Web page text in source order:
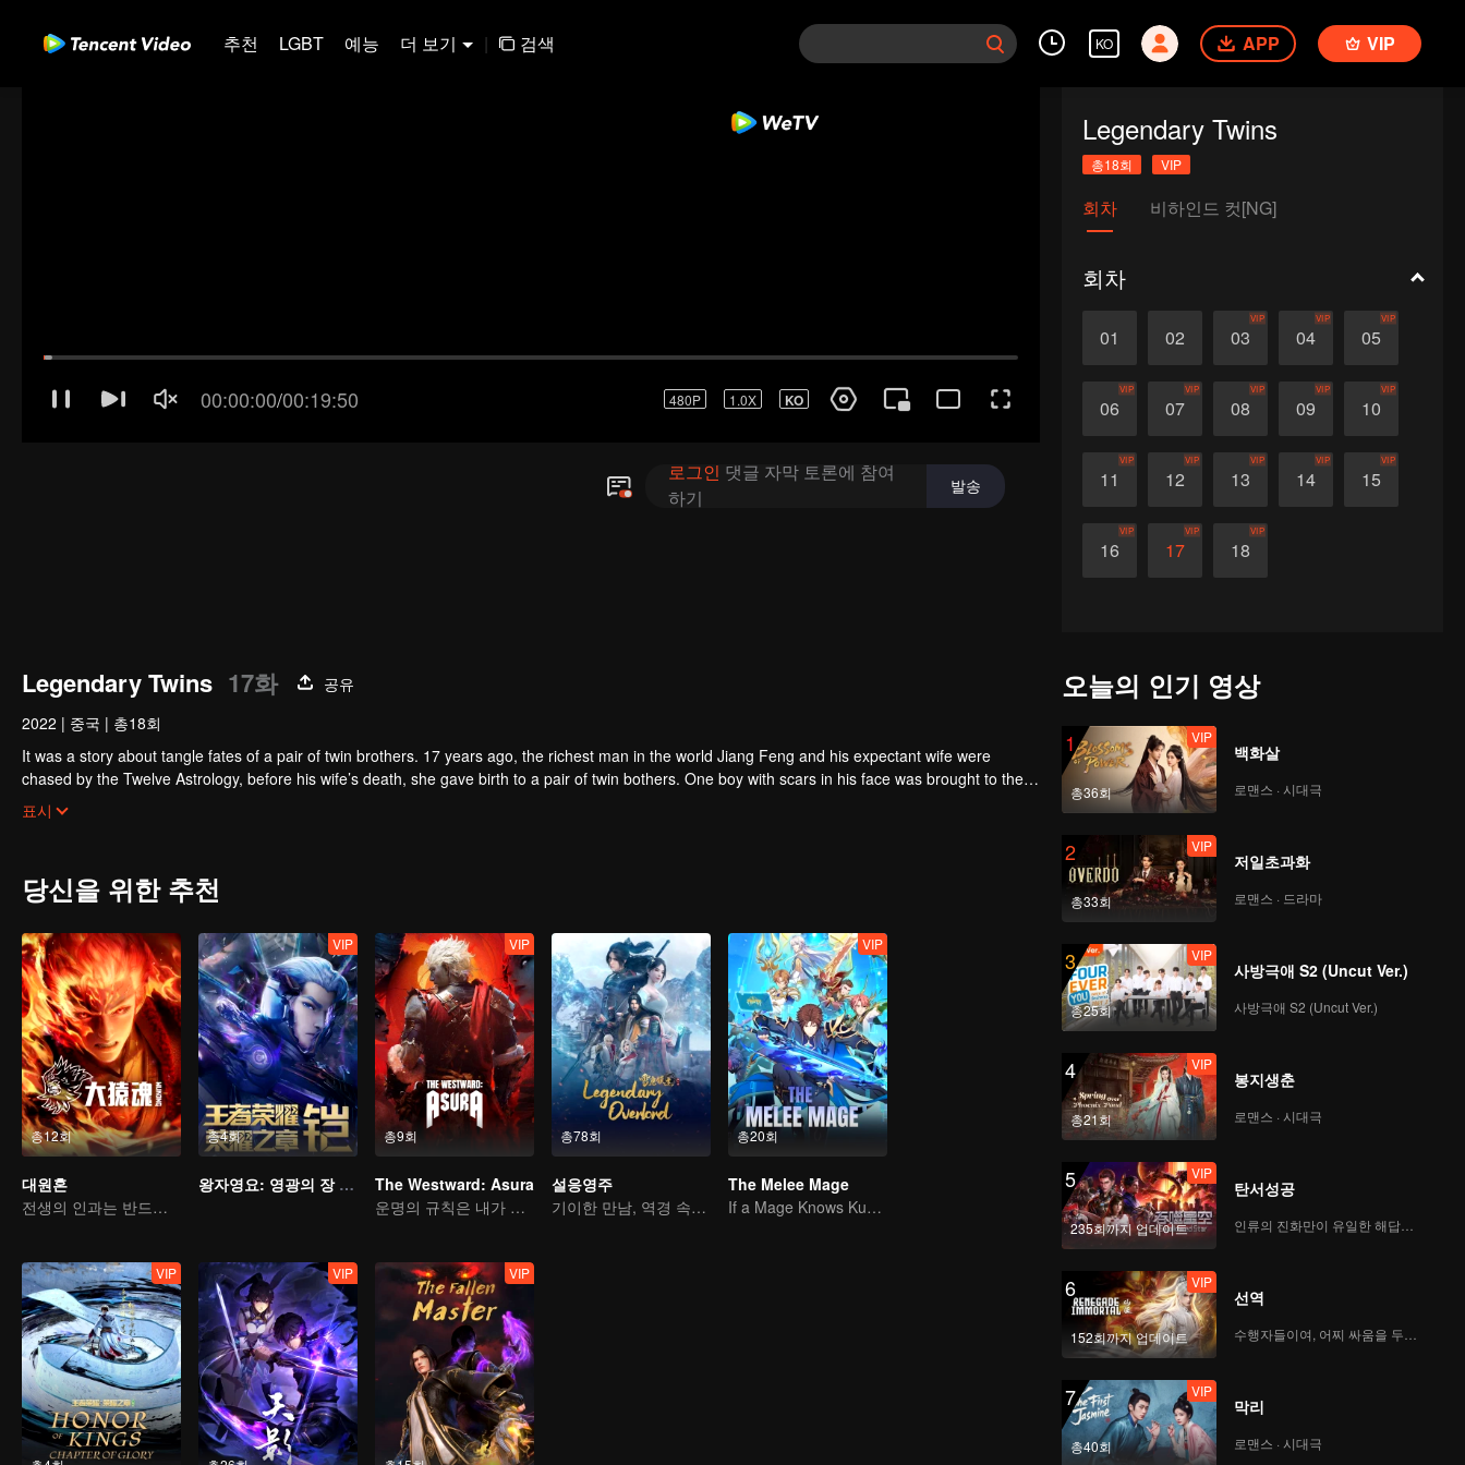
추천 LGBT 예능 더 보기 | 검색 KO APP VIP
로그인 댓글 자막 토론에 참여
하기
발송
Legendary Twins
총18회 VIP
회차 비하인드 컷[NG]
회차
01 02 03
VIP
04
VIP
05
VIP
06
VIP
07
VIP
08
VIP
09
VIP
10
VIP
11
VIP
12
VIP
13
VIP
14
VIP
15
VIP
16
VIP
17
VIP
18
VIP
Legendary Twins 17화
공유
2022 | 중국 | 총18회
It was a story about tangle fates of a pair of twin brothers. 17 years ago, the richest man in the world Jiang Feng and his expectant wife were
chased by the Twelve Astrology, before his wife’s death, she gave birth to a pair of twin bothers. One boy with scars in his face was brought to the
Villains' Valley, the other boy was brought to the forbidden area in the Martial arts World, Palace Yihua.
After many years, the young man with scars in his face Jiang Xiaoyu was brought up by five evils in the Villains' Valley and wanted to be the first
villain in the world. Hua Wuque did good deeds and destroyed evil in the spirit of defending traditional moral principles.
표시
당신을 위한 추천
총12회
대원혼
전생의 인과는 반드시 하늘을 물어뜯을 것
총4회
VIP
왕자영요: 영광의 장 운명의 편
총9회
VIP
The Westward: Asura
운명의 규칙은 내가 깬다!
총78회
설응영주
기이한 만남, 역경 속에서 다시 살아난 소년
총20회
VIP
The Melee Mage
If a Mage Knows Kung Fu, No One Can Stop Him
VIP VIP VIP
오늘의 인기 영상
1
총36회
VIP
백화살
로맨스 · 시대극
2
총33회
VIP
저일초과화
로맨스 · 드라마
3
총25회
VIP
사방극애 S2 (Uncut Ver.)
사방극애 S2 (Uncut Ver.)
4
총21회
VIP
봉지생춘
로맨스 · 시대극
5
235회까지 업데이트
VIP
탄서성공
인류의 진화만이 유일한 해답이다
6
152회까지 업데이트
VIP
선역
7
총40회
VIP
막리
로맨스 · 시대극